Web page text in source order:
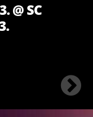
@ SC